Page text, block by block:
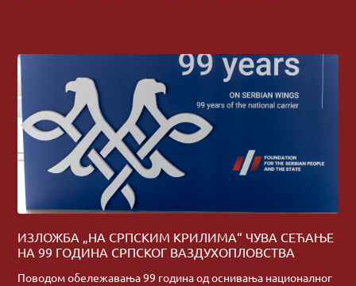
ИЗЛОЖБА „НА СРПСКИМ КРИЛИМА“ ЧУВА СЕЋАЊЕ
НА 99 ГОДИНА СРПСКОГ ВАЗДУХОПЛОВСТВА
Поводом обележавања 99 година од оснивања националног